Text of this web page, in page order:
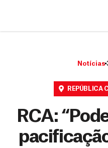
Notícias
REPÚBLICA
RCA: